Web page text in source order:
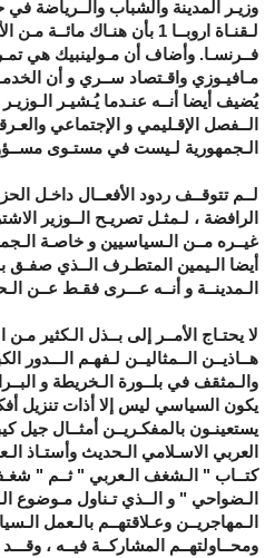
وزيـر المدينة والشباب والــرياضة
لـقنـاة اروبــا 1 بأن هنـاك
فــرنسـا. وأضاف أن مـولينبيك هي
مـافيـوزي واقـتصاد ســري و أن
يُضيف أيضا أنــه عنـدما يُـشيـر الـوزيـر
الــفصل الإقـليمي و الإجتماعي
الـجمهورية لـيست في مستـوى
لــم تتوقــف ردود الأفعــال داخـل
الرافضة ، لـمثـل تصريـح الــوزير
غيــره مــن الـسياسيين و خاصـة
أيضا الـيمين المتطـرف الــذي صفـق
الـمدينــة و أنــه عـــرى فقـط عــن
لا يحتـاج الأمــر إلى بــذل الـكثير
هــاذيــن الــمثاليــن لـفهـم الـــدور
والـمثقف في بلــورة الـخريطة و
يكون السياسي ليس إلا أذات تنزيل
يستعينـون بالمفكـريــن أمثــال جيل
العربي الاسـلامي الـحديث وأستـاذ
كتــاب " الـشغف الـعربي " ثــم "
الـضواحي " و الــذي تـناول مـوضوع
الـمهاجريــن وعـلاقتهــم بالـعمل
ومحــاولتهــم المشاركــة فيــه ،